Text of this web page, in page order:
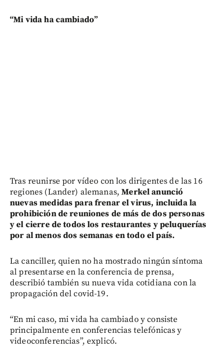
“Mi vida ha cambiado”
Tras reunirse por vídeo con los dirigentes de las 16
regiones (Lander) alemanas,Merkel anunció
nuevas medidas para frenar el virus, incluida la
prohibición de reuniones de más de dos personas
y el cierre de todos los restaurantes y peluquerías
por al menos dos semanas en todo el país.
La canciller, quien no ha mostrado ningún síntoma
al presentarse en la conferencia de prensa,
describió también su nueva vida cotidiana con la
propagación del covid-19.
“En mi caso, mi vida ha cambiado y consiste
principalmente en conferencias telefónicas y
videoconferencias”, explicó.